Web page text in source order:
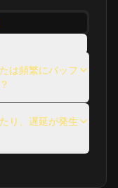
は頻繁にバッフ
り、遅延が発生